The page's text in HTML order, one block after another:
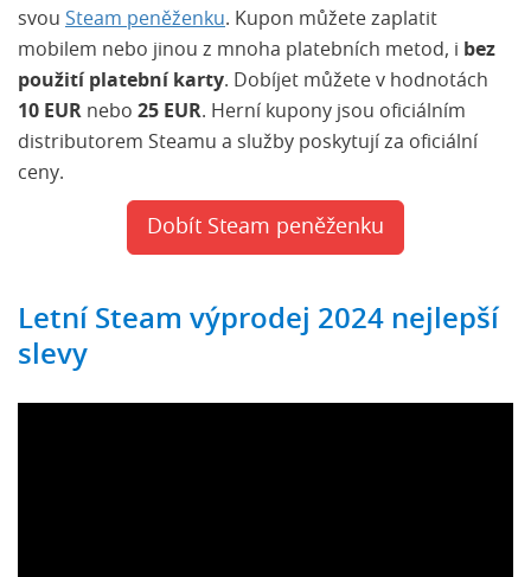
svou Steam peněženku. Kupon můžete zaplatit
mobilem nebo jinou z mnoha platebních metod, i bez
použití platební karty. Dobíjet můžete v hodnotách
10 EUR nebo 25 EUR. Herní kupony jsou oficiálním
distributorem Steamu a služby poskytují za oficiální
ceny.
Dobít Steam peněženku
Letní Steam výprodej 2024 nejlepší
slevy